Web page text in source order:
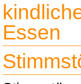
Essen